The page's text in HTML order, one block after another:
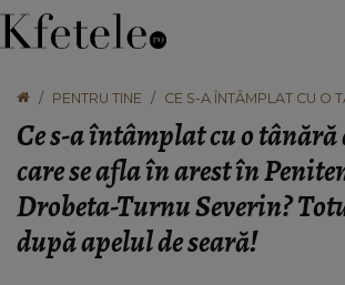
PENTRU TINE
CE S-A ÎNTÂMPLAT CU O
PENITENCIARUL
TOTUL A AVUT LOC DUPĂ
Ce s-a întâmplat cu o tânără
care se afla în arest în
Drobeta-Turnu Severin?
după apelul de seară!